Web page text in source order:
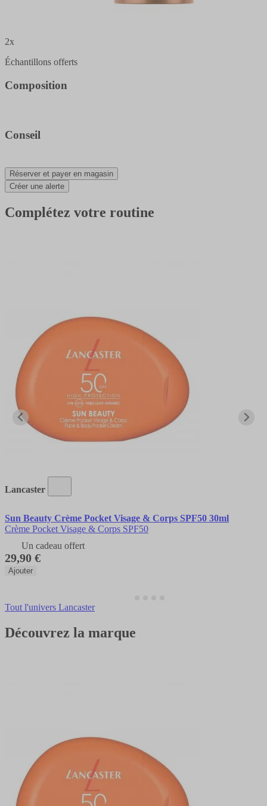
2x
Échantillons offerts
Composition
Conseil
Réserver et payer en magasin
Créer une alerte
Complétez votre routine
Lancaster
Sun Beauty Crème Pocket Visage & Corps SPF50 30ml
Crème Pocket Visage & Corps SPF50
Un cadeau offert
29,90 €
Ajouter
Tout l'univers Lancaster
Découvrez la marque